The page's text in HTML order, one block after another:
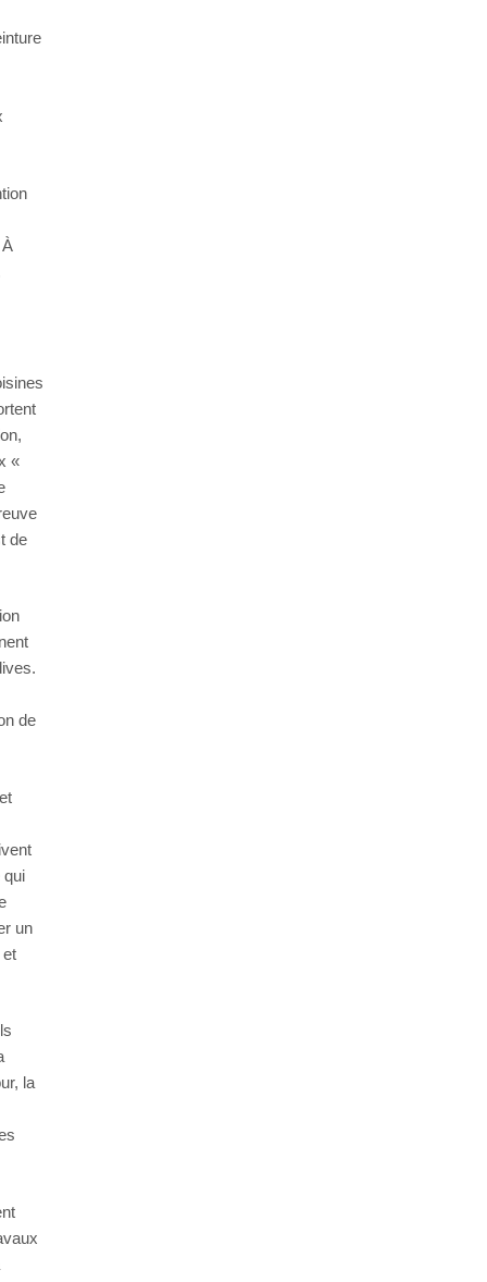
«
de
de
qui
un
et
la